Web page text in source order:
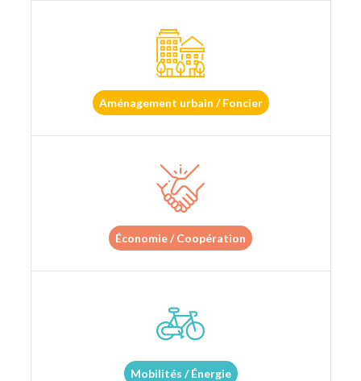
Aménagement urbain / Foncier
Économie / Coopération
Mobilités / Énergie